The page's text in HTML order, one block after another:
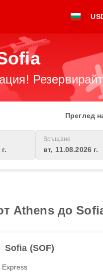
Преглед
Връщане
вт, 11.08.2026 г.
Athens до
Sofia (SOF)
Express